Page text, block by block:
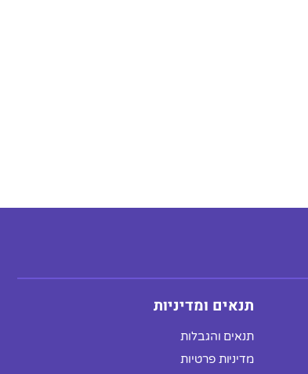
תנאים ומדיניות
תנאים והגבלות
מדיניות פרטיות